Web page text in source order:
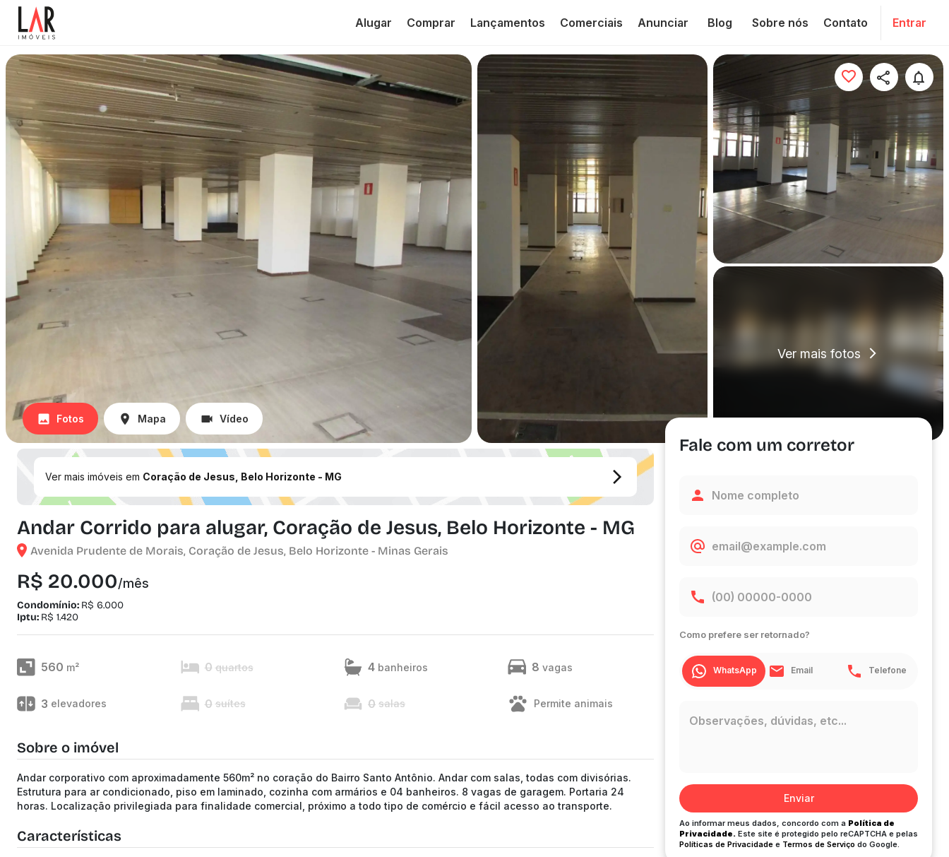
Alugar Comprar Lançamentos Comerciais Anunciar Blog Sobre nós Contato Entrar
Ver mais fotos
Fotos Mapa Vídeo
Ver mais imóveis em Coração de Jesus, Belo Horizonte - MG
Andar Corrido para alugar, Coração de Jesus, Belo Horizonte - MG
Avenida Prudente de Morais, Coração de Jesus, Belo Horizonte - Minas Gerais
R$ 20.000/mês
Condomínio: R$ 6.000
Iptu: R$ 1.420
560 m² 0 quartos 4 banheiros 8 vagas
3 elevadores 0 suítes 0 salas Permite animais
Sobre o imóvel
Andar corporativo com aproximadamente 560m² no coração do Bairro Santo Antônio. Andar com salas, todas com divisórias.
Estrutura para ar condicionado, piso em laminado, cozinha com armários e 04 banheiros. 8 vagas de garagem. Portaria 24
horas. Localização privilegiada para finalidade comercial, próximo a todo tipo de comércio e fácil acesso ao transporte.
Características
Fale com um corretor
Como prefere ser retornado?
WhatsApp Email Telefone
Enviar
Ao informar meus dados, concordo com a Política de
Privacidade. Este site é protegido pelo reCAPTCHA e pelas
Políticas de Privacidade e Termos de Serviço do Google.